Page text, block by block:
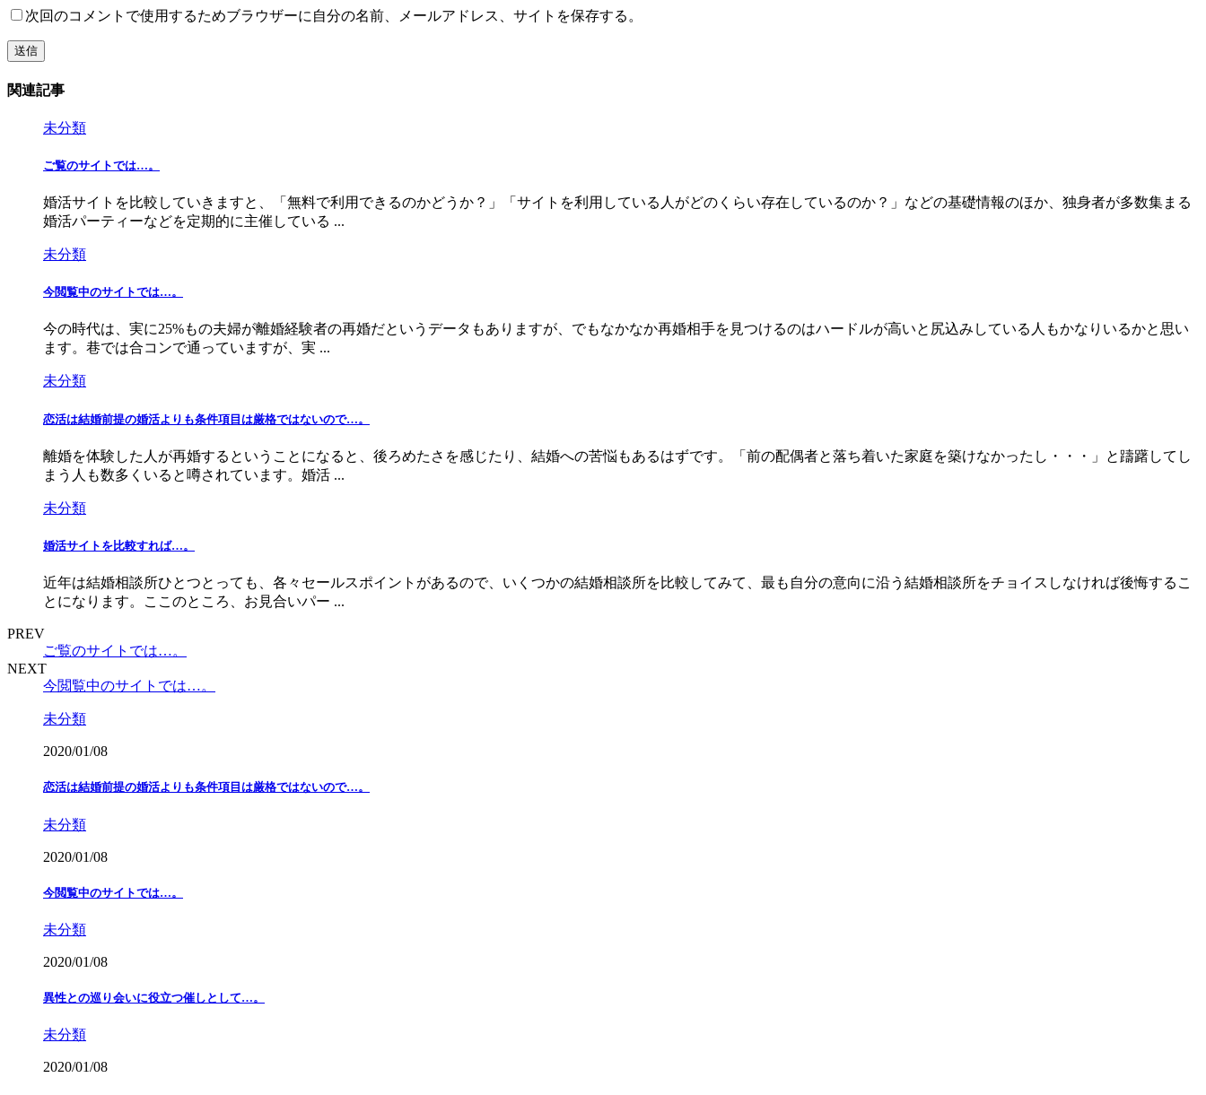
次回のコメントで使用するためブラウザーに自分の名前、メールアドレス、サイトを保存する。
関連記事
未分類
ご覧のサイトでは…。
婚活サイトを比較していきますと、「無料で利用できるのかどうか？」「サイトを利用している人がどのくらい存在しているのか？」などの基礎情報のほか、独身者が多数集まる
婚活パーティーなどを定期的に主催している ...
未分類
今閲覧中のサイトでは…。
今の時代は、実に25%もの夫婦が離婚経験者の再婚だというデータもありますが、でもなかなか再婚相手を見つけるのはハードルが高いと尻込みしている人もかなりいるかと思い
ます。巷では合コンで通っていますが、実 ...
未分類
恋活は結婚前提の婚活よりも条件項目は厳格ではないので…。
離婚を体験した人が再婚するということになると、後ろめたさを感じたり、結婚への苦悩もあるはずです。「前の配偶者と落ち着いた家庭を築けなかったし・・・」と躊躇してし
まう人も数多くいると噂されています。婚活 ...
未分類
婚活サイトを比較すれば…。
近年は結婚相談所ひとつとっても、各々セールスポイントがあるので、いくつかの結婚相談所を比較してみて、最も自分の意向に沿う結婚相談所をチョイスしなければ後悔するこ
とになります。ここのところ、お見合いパー ...
PREV
ご覧のサイトでは…。
NEXT
今閲覧中のサイトでは…。
未分類
2020/01/08
恋活は結婚前提の婚活よりも条件項目は厳格ではないので…。
未分類
2020/01/08
今閲覧中のサイトでは…。
未分類
2020/01/08
異性との巡り会いに役立つ催しとして…。
未分類
2020/01/08